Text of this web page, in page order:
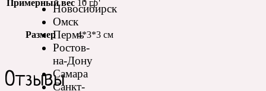
Новосибирск
Омск
Пермь
Ростов-
на-Дону
Самара
Санкт-
Примерный вес 10 гр
Размер 4*3*3 см
Отзывы